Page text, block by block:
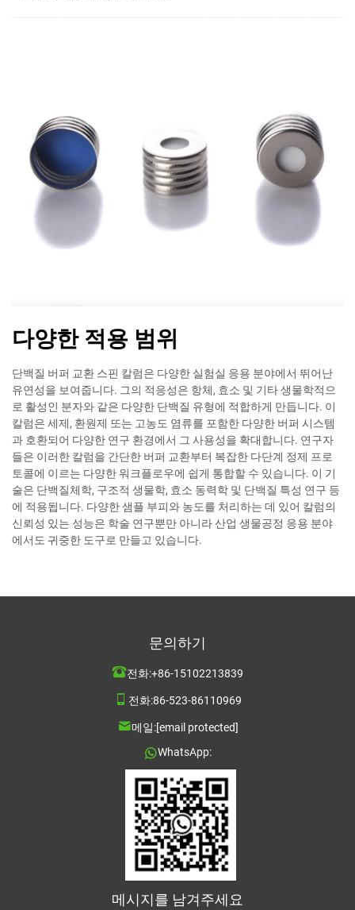
다양한 적용 범위
단백질 버퍼 교환 스핀 칼럼은 다양한 실험실 응용 분야에서 뛰어난
유연성을 보여줍니다. 그의 적응성은 항체, 효소 및 기타 생물학적으
로 활성인 분자와 같은 다양한 단백질 유형에 적합하게 만듭니다. 이
칼럼은 세제, 환원제 또는 고농도 염류를 포함한 다양한 버퍼 시스템
과 호환되어 다양한 연구 환경에서 그 사용성을 확대합니다. 연구자
들은 이러한 칼럼을 간단한 버퍼 교환부터 복잡한 다단계 정제 프로
토콜에 이르는 다양한 워크플로우에 쉽게 통합할 수 있습니다. 이 기
술은 단백질체학, 구조적 생물학, 효소 동력학 및 단백질 특성 연구 등
에 적용됩니다. 다양한 샘플 부피와 농도를 처리하는 데 있어 칼럼의
신뢰성 있는 성능은 학술 연구뿐만 아니라 산업 생물공정 응용 분야
에서도 귀중한 도구로 만들고 있습니다.
문의하기
전화:+86-15102213839
전화:86-523-86110969
메일:[email protected]
WhatsApp:
메시지를 남겨주세요